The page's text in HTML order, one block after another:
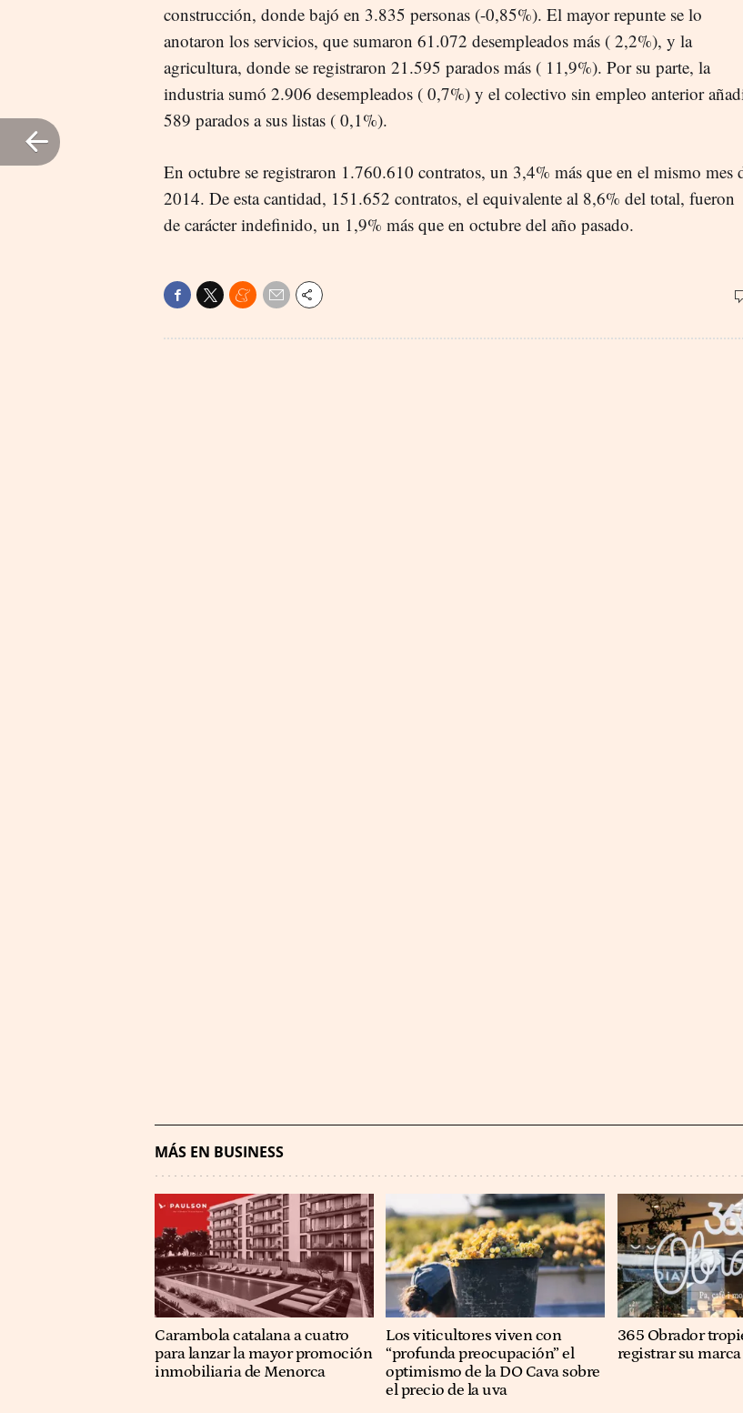
construcción, donde bajó en 3.835 personas (-0,85%). El mayor repunte se lo
anotaron los servicios, que sumaron 61.072 desempleados más ( 2,2%), y la
agricultura, donde se registraron 21.595 parados más ( 11,9%). Por su parte, la
industria sumó 2.906 desempleados ( 0,7%) y el colectivo sin empleo anterior
589 parados a sus listas ( 0,1%).
En octubre se registraron 1.760.610 contratos, un 3,4% más que en el mismo mes
2014. De esta cantidad, 151.652 contratos, el equivalente al 8,6% del total, fueron
de carácter indefinido, un 1,9% más que en octubre del año pasado.
MÁS EN BUSINESS
Carambola catalana a cuatro
para lanzar la mayor promoción
inmobiliaria de Menorca
Los viticultores viven con
“profunda preocupación” el
optimismo de la DO Cava sobre
el precio de la uva
365 Obrador
registrar su